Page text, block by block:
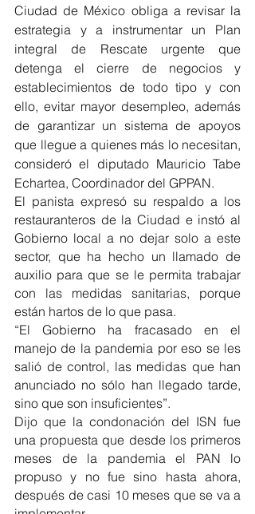
Ciudad de México obliga a revisar la
estrategia y a instrumentar un Plan
integral de Rescate urgente que
detenga el cierre de negocios y
establecimientos de todo tipo y con
ello, evitar mayor desempleo, además
de garantizar un sistema de apoyos
que llegue a quienes más lo necesitan,
consideró el diputado Mauricio Tabe
Echartea, Coordinador del GPPAN.
El panista expresó su respaldo a los
restauranteros de la Ciudad e instó al
Gobierno local a no dejar solo a este
sector, que ha hecho un llamado de
auxilio para que se le permita trabajar
con las medidas sanitarias, porque
están hartos de lo que pasa.
“El Gobierno ha fracasado en el
manejo de la pandemia por eso se les
salió de control, las medidas que han
anunciado no sólo han llegado tarde,
sino que son insuficientes”.
Dijo que la condonación del ISN fue
una propuesta que desde los primeros
meses de la pandemia el PAN lo
propuso y no fue sino hasta ahora,
después de casi 10 meses que se va a